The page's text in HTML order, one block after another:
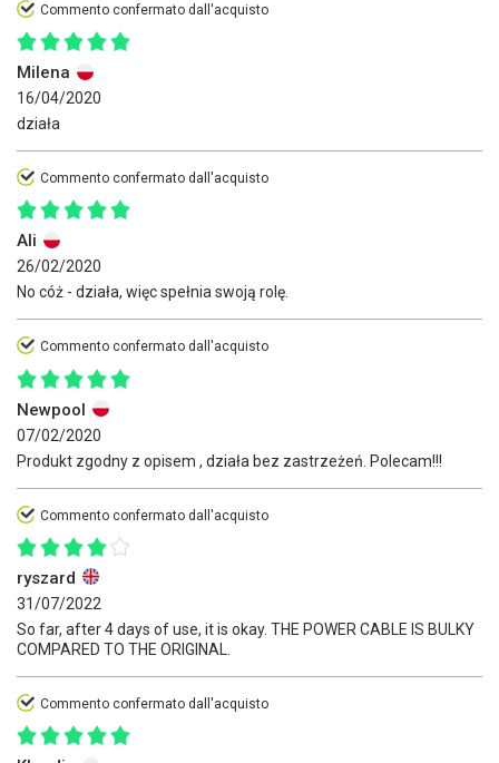
Commento confermato dall'acquisto
Milena
16/04/2020
działa
Commento confermato dall'acquisto
Ali
26/02/2020
No cóż - działa, więc spełnia swoją rolę.
Commento confermato dall'acquisto
Newpool
07/02/2020
Produkt zgodny z opisem , działa bez zastrzeżeń. Polecam!!!
Commento confermato dall'acquisto
ryszard
31/07/2022
So far, after 4 days of use, it is okay. THE POWER CABLE IS BULKY
COMPARED TO THE ORIGINAL.
Commento confermato dall'acquisto